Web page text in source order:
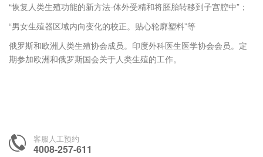
“恢复人类生殖功能的新方法-体外受精和将胚胎转移到子宫腔中”；
“男女生殖器区域内向变化的校正。贴心轮廓塑料”等
俄罗斯和欧洲人类生殖协会成员。印度外科医生医学协会会员。定
期参加欧洲和俄罗斯国会关于人类生殖的工作。
客服人工预约
4008-257-611